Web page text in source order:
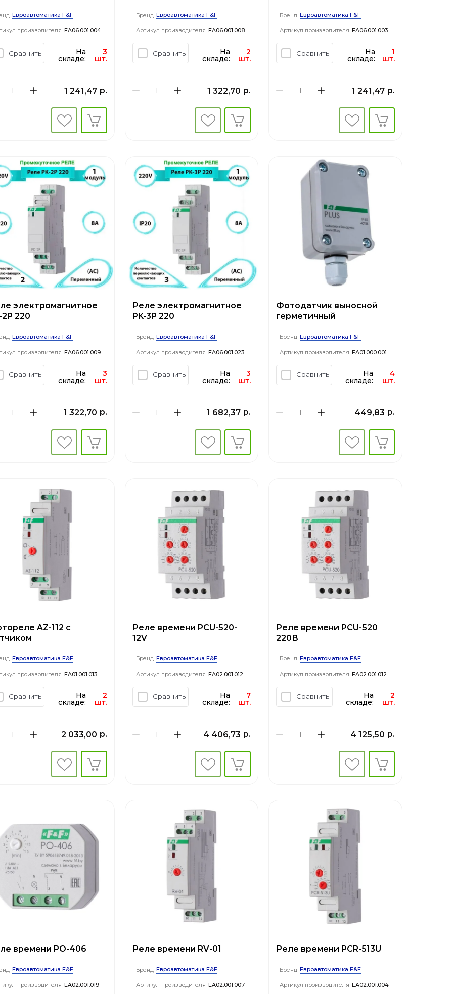
Евроавтоматика F&F
производителя EA06.001.004
Сравнить На
складе:
3
шт.
1 241,47 р.
Бренд Евроавтоматика F&F
Артикул производителя EA06.001.008
Сравнить На
складе:
2
шт.
1 322,70 р.
Бренд Евроавтоматика F&F
Артикул производителя EA06.001.003
Сравнить На
складе:
1
шт.
1 241,47 р.
электромагнитное
2P 220
Евроавтоматика F&F
производителя EA06.001.009
Сравнить На
складе:
3
шт.
1 322,70 р.
Реле электромагнитное
PK-3P 220
Бренд Евроавтоматика F&F
Артикул производителя EA06.001.023
Сравнить На
складе:
3
шт.
1 682,37 р.
Фотодатчик выносной
герметичный
Бренд Евроавтоматика F&F
Артикул производителя EA01.000.001
Сравнить На
складе:
4
шт.
449,83 р.
AZ-112 с
Евроавтоматика F&F
производителя EA01.001.013
Сравнить На
складе:
2
шт.
2 033,00 р.
Реле времени PCU-520-
12V
Бренд Евроавтоматика F&F
Артикул производителя EA02.001.012
Сравнить На
складе:
7
шт.
4 406,73 р.
Реле времени PCU-520
220В
Бренд Евроавтоматика F&F
Артикул производителя EA02.001.012
Сравнить На
складе:
2
шт.
4 125,50 р.
времени PO-406
Евроавтоматика F&F
производителя EA02.001.019
Реле времени RV-01
Бренд Евроавтоматика F&F
Артикул производителя EA02.001.007
Реле времени PCR-513U
Бренд Евроавтоматика F&F
Артикул производителя EA02.001.004